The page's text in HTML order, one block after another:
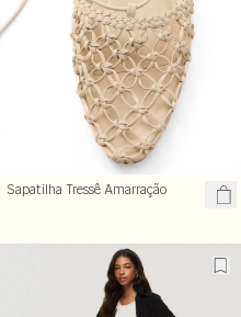
Sapatilha Tressê Amarração